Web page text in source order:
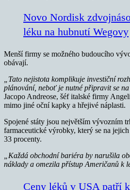
Novo Nordisk
léku na hubnutí Wegovy
Menší firmy se možného budoucího
obávají.
„Tato nejistota komplikuje investiční
plánování, neboť je nutné připravit se
Jacopo Andreose, šéf italské firmy
mimo jiné oční kapky a hřejivé náplasti.
Spojené státy jsou největším vývozním
farmaceutické výrobky, který se na
33 procenty.
„Každá obchodní bariéra by narušila
náklady a omezila přístup Američanů k
Ceny léků v USA patří